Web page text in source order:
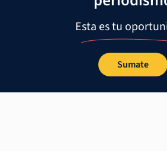
Esta es tu
Sumate